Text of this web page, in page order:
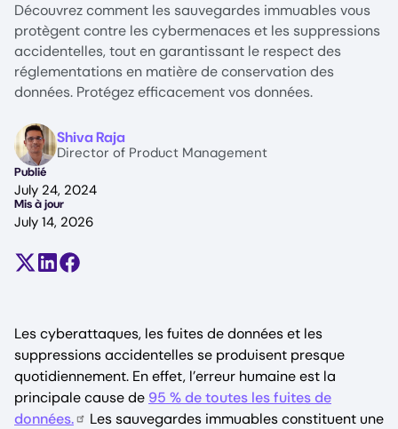
Découvrez comment les sauvegardes immuables vous
protègent contre les cybermenaces et les suppressions
accidentelles, tout en garantissant le respect des
réglementations en matière de conservation des
données. Protégez efficacement vos données.
ImageShiva Raja
Director of Product Management
Publié
July 24, 2024
Mis à jour
July 14, 2026
Partager sur X (anciennement Twitter)
Partager sur LinkedIn
Partager sur Facebook
Les cyberattaques, les fuites de données et les
suppressions accidentelles se produisent presque
quotidiennement. En effet, l’erreur humaine est la
principale cause de 95 % de toutes les fuites de
données.
Les sauvegardes immuables constituent une